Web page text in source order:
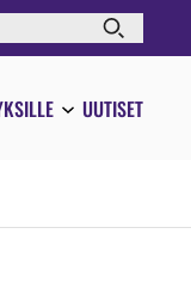
UUTISET